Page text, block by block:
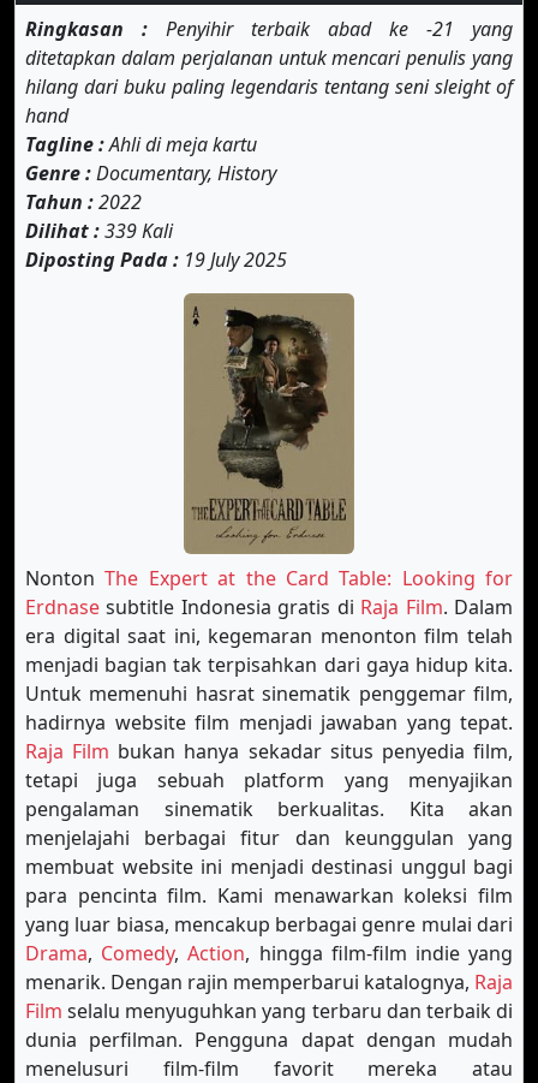
Ringkasan : Penyihir terbaik abad ke -21 yang
ditetapkan dalam perjalanan untuk mencari penulis yang
hilang dari buku paling legendaris tentang seni sleight of
hand
Tagline :Ahli di meja kartu
Genre :Documentary, History
Tahun :2022
Dilihat :339 Kali
Diposting Pada : 19 July 2025
NontonThe Expert at the Card Table: Looking for
Erdnase subtitle Indonesia gratis di Raja Film. Dalam
era digital saat ini, kegemaran menonton film telah
menjadi bagian tak terpisahkan dari gaya hidup kita.
Untuk memenuhi hasrat sinematik penggemar film,
hadirnya website film menjadi jawaban yang tepat.
Raja Film bukan hanya sekadar situs penyedia film,
tetapi juga sebuah platform yang menyajikan
pengalaman sinematik berkualitas. Kita akan
menjelajahi berbagai fitur dan keunggulan yang
membuat website ini menjadi destinasi unggul bagi
para pencinta film. Kami menawarkan koleksi film
yang luar biasa, mencakup berbagai genre mulai dari
Drama, Comedy,Action, hingga film-film indie yang
menarik. Dengan rajin memperbarui katalognya, Raja
Film selalu menyuguhkan yang terbaru dan terbaik di
dunia perfilman. Pengguna dapat dengan mudah
menelusuri film-film favorit mereka atau